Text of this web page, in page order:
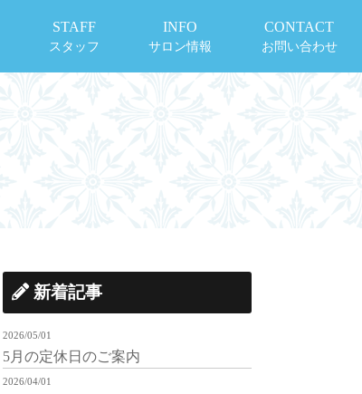
STAFF
スタッフ
INFO
サロン情報
CONTACT
お問い合わせ
新着記事
2026/05/01
5月の定休日のご案内
2026/04/01